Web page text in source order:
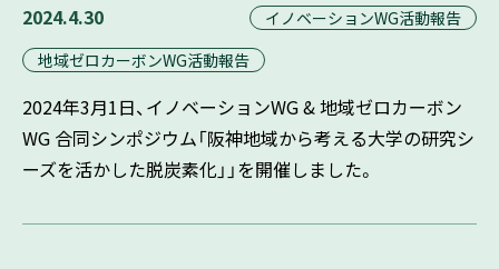
2024.4.30
イノベーションWG活動報告
地域ゼロカーボンWG活動報告
2024年3月1日、イノベーションWG & 地域ゼロカーボン
WG 合同シンポジウム「阪神地域から考える大学の研究シ
ーズを活かした脱炭素化」」を開催しました。